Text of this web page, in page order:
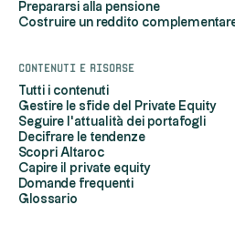
Hi, it's us...
the Cookies!
Prepararsi alla pensione
Costruire un reddito
Contenuti e risorse
Tutti i contenuti
Gestire le sfide del Private Equity
Seguire l'attualità dei portafogli
Decifrare le tendenze
Scopri Altaroc
Capire il private equity
Domande frequenti
Glossario